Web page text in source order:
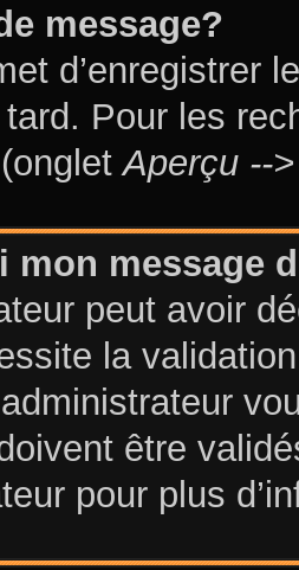
message?
d’enregistrer
Pour les
(ongletAperçu --
mon message
peut avoir
la
être
pour plus